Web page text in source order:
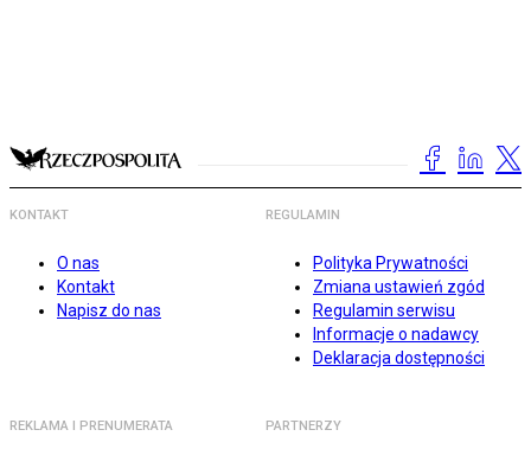
KONTAKT
O nas
Kontakt
Napisz do nas
REGULAMIN
Polityka Prywatności
Zmiana ustawień zgód
Regulamin serwisu
Informacje o nadawcy
Deklaracja dostępności
REKLAMA I PRENUMERATA PARTNERZY